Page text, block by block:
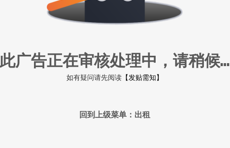
此广告正在审核处理中，请稍候…
如有疑问请先阅读【发贴需知】
回到上级菜单：出租